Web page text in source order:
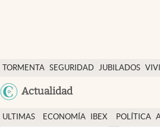
TORMENTA SEGURIDAD JUBILADOS
Actualidad
Economía y finanzas
Política
Actualidad
ULTIMAS
ECONOMÍA
IBEX
POLÍTICA